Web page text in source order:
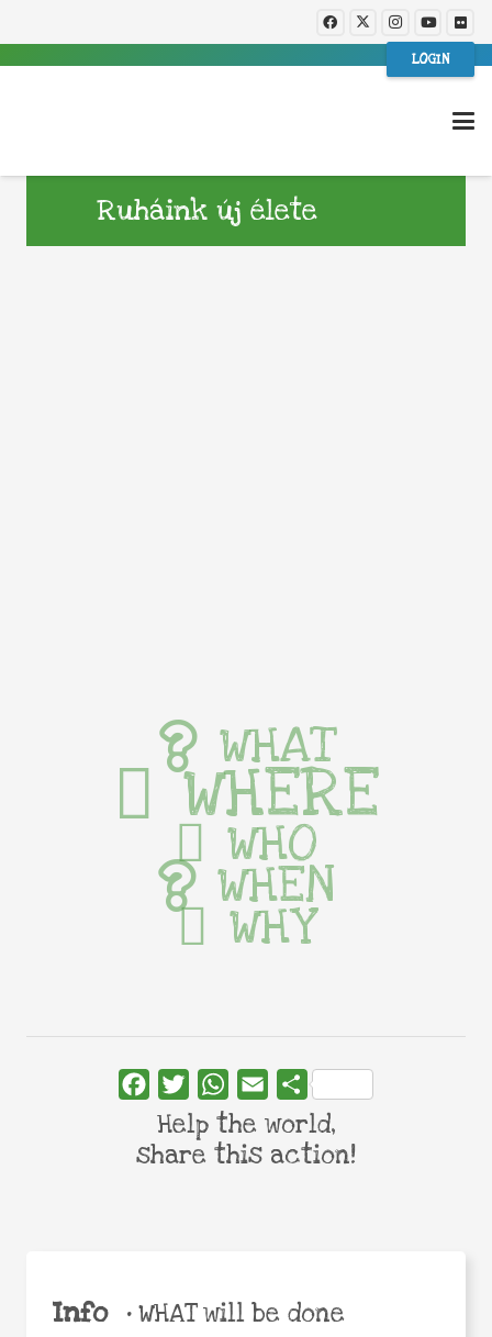
LOGIN
Ruháink új élete
Info •WHAT will be done
WHAT
WHERE
WHO
WHEN
WHY
FacebookTwitterWhatsApp
Email Share
Help the world,
share this action!